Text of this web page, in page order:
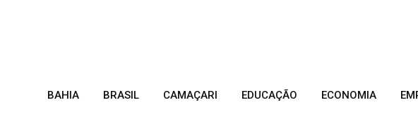
BAHIA BRASIL CAMAÇARI EDUCAÇÃO ECONOMIA